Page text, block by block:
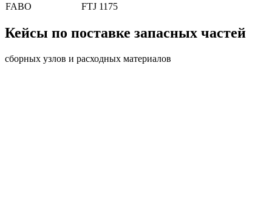
FABO
FTJ 1175
Кейсы по поставке запасных частей
сборных узлов и расходных материалов